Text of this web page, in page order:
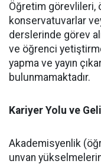
Öğretim görevlileri,
konservatuvarlar
derslerinde görev
ve öğrenci
yapma ve yayın
bulunmamaktadır.
Kariyer Yolu ve
Akademisyenlik
unvan